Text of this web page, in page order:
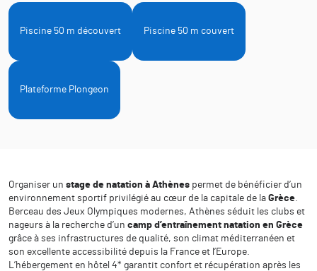
Piscine 50 m découvert Piscine 50 m couvert
Plateforme Plongeon
Organiser un stage de natation à Athènes permet de bénéficier d’un
environnement sportif privilégié au cœur de la capitale de la Grèce.
Berceau des Jeux Olympiques modernes, Athènes séduit les clubs et
nageurs à la recherche d’un camp d’entraînement natation en Grèce
grâce à ses infrastructures de qualité, son climat méditerranéen et
son excellente accessibilité depuis la France et l’Europe.
L’hébergement en hôtel 4* garantit confort et récupération après les